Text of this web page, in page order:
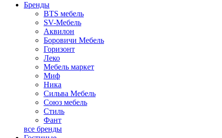
Бренды
BTS мебель
SV-Мебель
Аквилон
Боровичи Мебель
Горизонт
Леко
Мебель маркет
Миф
Ника
Сильва Мебель
Союз мебель
Стиль
Фант
все бренды